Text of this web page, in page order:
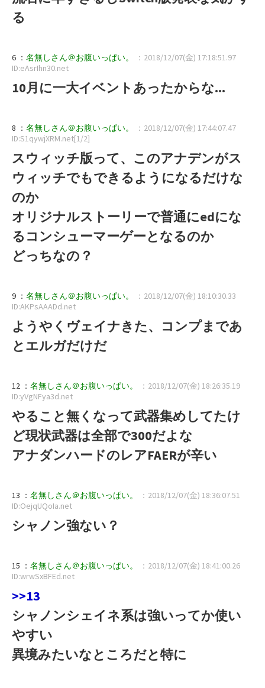
る
6 ： 名無しさん＠お腹いっぱい。
：2018/12/07(金) 17:18:51.97
ID:eAsrIhn30.net
10月に一大イベントあったからな...
8 ： 名無しさん＠お腹いっぱい。
：2018/12/07(金) 17:44:07.47
ID:S1qywjXRM.net[1/2]
スウィッチ版って、このアナデンがス
ウィッチでもできるようになるだけな
のか
オリジナルストーリーで普通にedにな
るコンシューマーゲーとなるのか
どっちなの？
9 ： 名無しさん＠お腹いっぱい。
：2018/12/07(金) 18:10:30.33
ID:AKPsAAADd.net
ようやくヴェイナきた、コンプまであ
とエルガだけだ
12 ： 名無しさん＠お腹いっぱい。
：2018/12/07(金) 18:26:35.19
ID:yVgNFya3d.net
やること無くなって武器集めしてたけ
ど現状武器は全部で300だよな
アナダンハードのレアFAERが辛い
13 ： 名無しさん＠お腹いっぱい。
：2018/12/07(金) 18:36:07.51
ID:OejqUQoIa.net
シャノン強ない？
15 ： 名無しさん＠お腹いっぱい。
：2018/12/07(金) 18:41:00.26
ID:wrwSxBFEd.net
>>13
シャノンシェイネ系は強いってか使い
やすい
異境みたいなところだと特に